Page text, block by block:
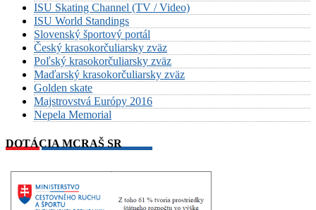
ISU Skating Channel (TV / Video)
ISU World Standings
Slovenský športový portál
Český krasokorčuliarsky zväz
Poľský krasokorčuliarsky zväz
Maďarský krasokorčuliarsky zväz
Golden skate
Majstrovstvá Európy 2016
Nepela Memorial
DOTÁCIA MCRAŠ SR